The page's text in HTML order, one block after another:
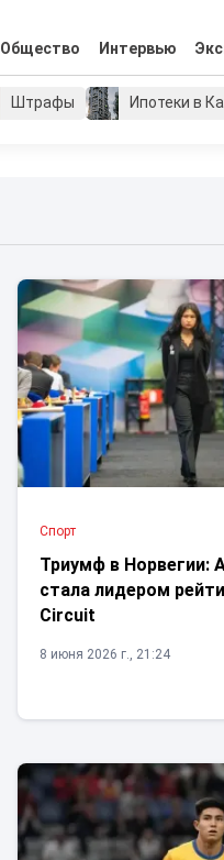
Общество Интервью
Штрафы Ипотеки в
Спорт
Триумф в Норвегии:
стала лидером
Circuit
8 июня 2026 г., 21:24